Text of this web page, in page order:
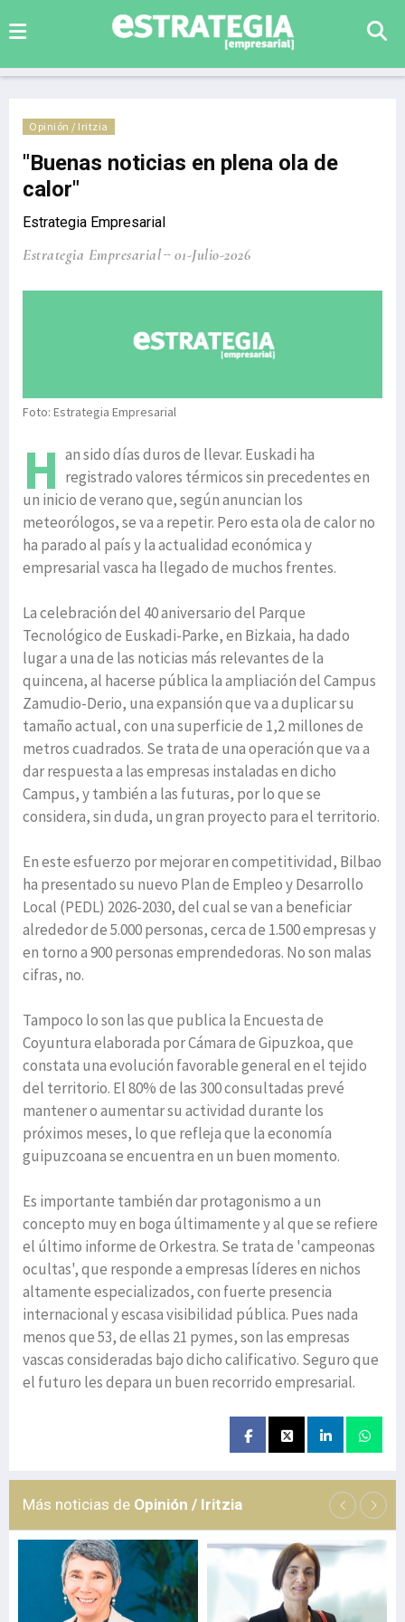
Opinión / Iritzia
"Buenas noticias en plena ola de
calor"
Estrategia Empresarial
Estrategia Empresarial 01-Julio-2026
Foto: Estrategia Empresarial
H an sido días duros de llevar. Euskadi ha
registrado valores térmicos sin precedentes en
un inicio de verano que, según anuncian los
meteorólogos, se va a repetir. Pero esta ola de calor no
ha parado al país y la actualidad económica y
empresarial vasca ha llegado de muchos frentes.
La celebración del 40 aniversario del Parque
Tecnológico de Euskadi-Parke, en Bizkaia, ha dado
lugar a una de las noticias más relevantes de la
quincena, al hacerse pública la ampliación del Campus
Zamudio-Derio, una expansión que va a duplicar su
tamaño actual, con una superficie de 1,2 millones de
metros cuadrados. Se trata de una operación que va a
dar respuesta a las empresas instaladas en dicho
Campus, y también a las futuras, por lo que se
considera, sin duda, un gran proyecto para el territorio.
En este esfuerzo por mejorar en competitividad, Bilbao
ha presentado su nuevo Plan de Empleo y Desarrollo
Local (PEDL) 2026-2030, del cual se van a beneficiar
alrededor de 5.000 personas, cerca de 1.500 empresas y
en torno a 900 personas emprendedoras. No son malas
cifras, no.
Tampoco lo son las que publica la Encuesta de
Coyuntura elaborada por Cámara de Gipuzkoa, que
constata una evolución favorable general en el tejido
del territorio. El 80% de las 300 consultadas prevé
mantener o aumentar su actividad durante los
próximos meses, lo que refleja que la economía
guipuzcoana se encuentra en un buen momento.
Es importante también dar protagonismo a un
concepto muy en boga últimamente y al que se refiere
el último informe de Orkestra. Se trata de 'campeonas
ocultas', que responde a empresas líderes en nichos
altamente especializados, con fuerte presencia
internacional y escasa visibilidad pública. Pues nada
menos que 53, de ellas 21 pymes, son las empresas
vascas consideradas bajo dicho calificativo. Seguro que
el futuro les depara un buen recorrido empresarial.
Más noticias de Opinión / Iritzia